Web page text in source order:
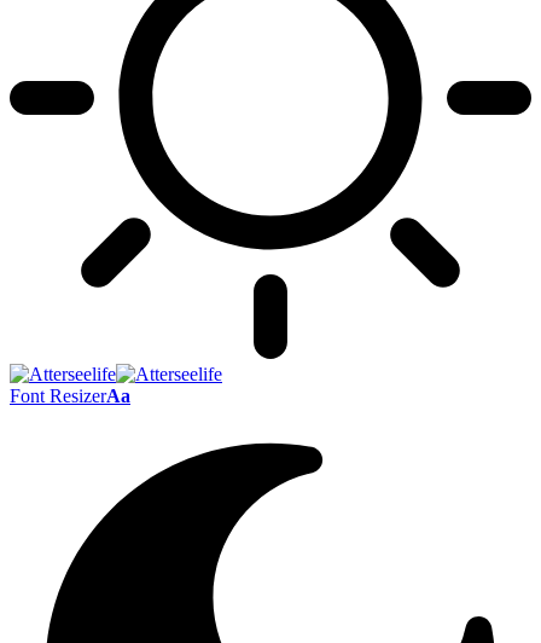
Font ResizerAa